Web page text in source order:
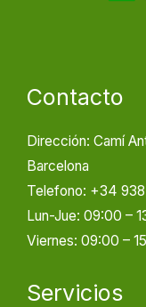
Contacto
Dirección: Camí
Barcelona
Telefono: +34 938
Lun-Jue: 09:00 –
Viernes: 09:00 –
Servicios